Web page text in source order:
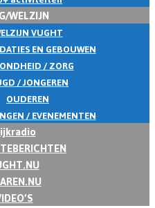
WELZIJN
VUGHT
EN GEBOUWEN
/ ZORG
/ JONGEREN
OUDEREN
/ EVENEMENTEN